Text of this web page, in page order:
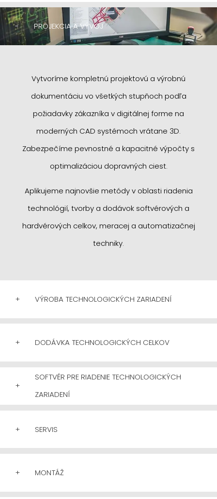
- PROJEKCIA A VÝVOJ
Vytvoríme kompletnú projektovú a výrobnú
dokumentáciu vo všetkých stupňoch podľa
požiadavky zákazníka v digitálnej forme na
moderných CAD systémoch vrátane 3D.
Zabezpečíme pevnostné a kapacitné výpočty s
optimalizáciou dopravných ciest.
Aplikujeme najnovšie metódy v oblasti riadenia
technológií, tvorby a dodávok softvérových a
hardvérových celkov, meracej a automatizačnej
techniky.
+ VÝROBA TECHNOLOGICKÝCH ZARIADENÍ
+ DODÁVKA TECHNOLOGICKÝCH CELKOV
+
SOFTVÉR PRE RIADENIE TECHNOLOGICKÝCH
ZARIADENÍ
+ SERVIS
+ MONTÁŽ